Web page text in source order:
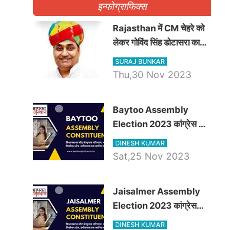
इन्फोग्राफिक्स
Rajasthan में CM चेहरे को
लेकर गोविंद सिंह डोटासरा का
बड़ा बयान आया सामने, जानें
विचार
SURAJ BUNKAR
Thu,30 Nov 2023
Baytoo Assembly
Election 2023 कांग्रेस से
हरीश चौधरी तो बालाराम मुंड होंगे
भाजपा उम्मीदवार, जानिये बायतू
DINESH KUMAR
Sat,25 Nov 2023
​​​​​​​Jaisalmer Assembly
Election 2023 कांग्रेस
रूपा राम मेघवाल तो छोटु सिंह
DINESH KUMAR